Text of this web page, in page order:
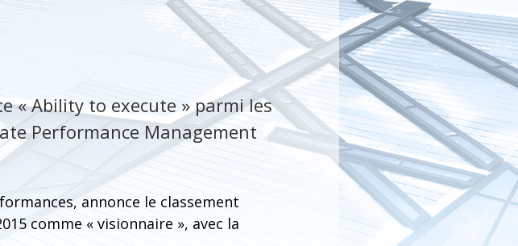
« Ability to execute » parmi les
Performance Management
annonce le classement
comme « visionnaire », avec la